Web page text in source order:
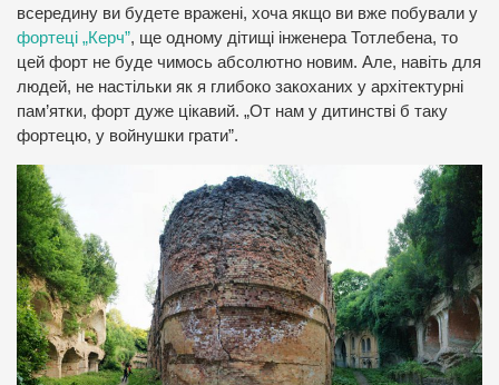
всередину ви будете вражені, хоча якщо ви вже побували у
фортеці „Керч”, ще одному дітищі інженера Тотлебена, то
цей форт не буде чимось абсолютно новим. Але, навіть для
людей, не настільки як я глибоко закоханих у архітектурні
пам’ятки, форт дуже цікавий. „От нам у дитинстві б таку
фортецю, у войнушки грати”.